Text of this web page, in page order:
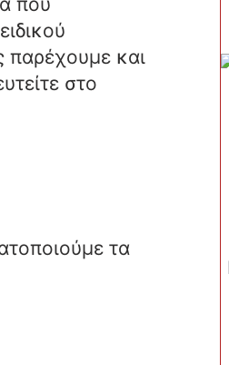
παρέχουμε και
στο
τα